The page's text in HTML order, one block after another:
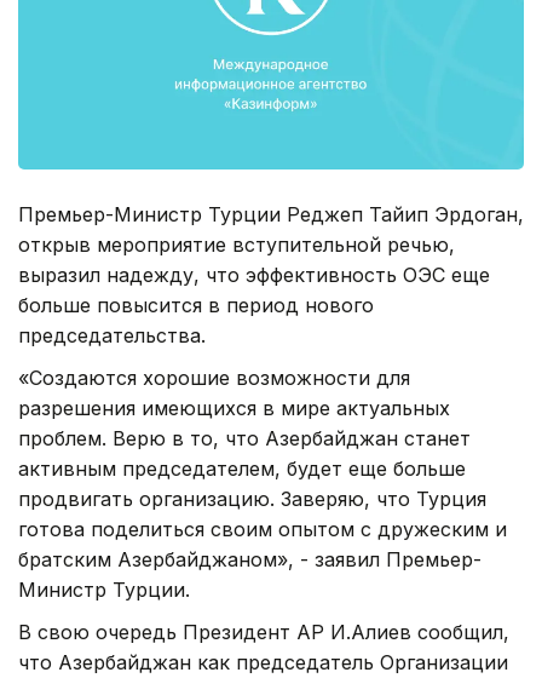
Премьер-Министр Турции Реджеп Тайип Эрдоган,
открыв мероприятие вступительной речью,
выразил надежду, что эффективность ОЭС еще
больше повысится в период нового
председательства.
«Создаются хорошие возможности для
разрешения имеющихся в мире актуальных
проблем. Верю в то, что Азербайджан станет
активным председателем, будет еще больше
продвигать организацию. Заверяю, что Турция
готова поделиться своим опытом с дружеским и
братским Азербайджаном», - заявил Премьер-
Министр Турции.
В свою очередь Президент АР И.Алиев сообщил,
что Азербайджан как председатель Организации